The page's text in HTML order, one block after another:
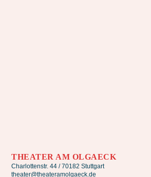
THEATER AM OLGAECK
Charlottenstr. 44 / 70182 Stuttgart
theater@theateramolgaeck.de